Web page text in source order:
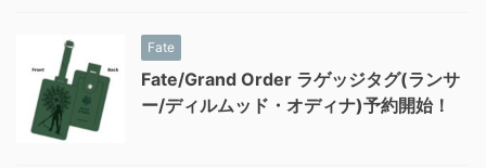
Fate
Fate/Grand Order ラゲッジタグ(ランサ
ー/ディルムッド・オディナ)予約開始！